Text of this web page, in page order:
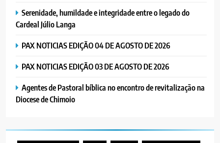
PAX NOTICIAS EDIÇÃO 28 DE
1
AGOSTO DE 2026
2
Serenidade, humildade e integridade entre o legado do
Cardeal Júlio Langa
PAX NOTICIAS EDIÇÃO 04 DE AGOSTO DE 2026
PAX NOTICIAS EDIÇÃO 03 DE AGOSTO DE 2026
Agentes de Pastoral bíblica no encontro de revitalização na
Diocese de Chimoio